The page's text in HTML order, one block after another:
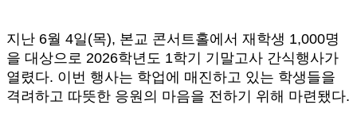
지난 6월 4일(목), 본교 콘서트홀에서 재학생 1,000명
을 대상으로 2026학년도 1학기 기말고사 간식행사가
열렸다. 이번 행사는 학업에 매진하고 있는 학생들을
격려하고 따뜻한 응원의 마음을 전하기 위해 마련됐다.